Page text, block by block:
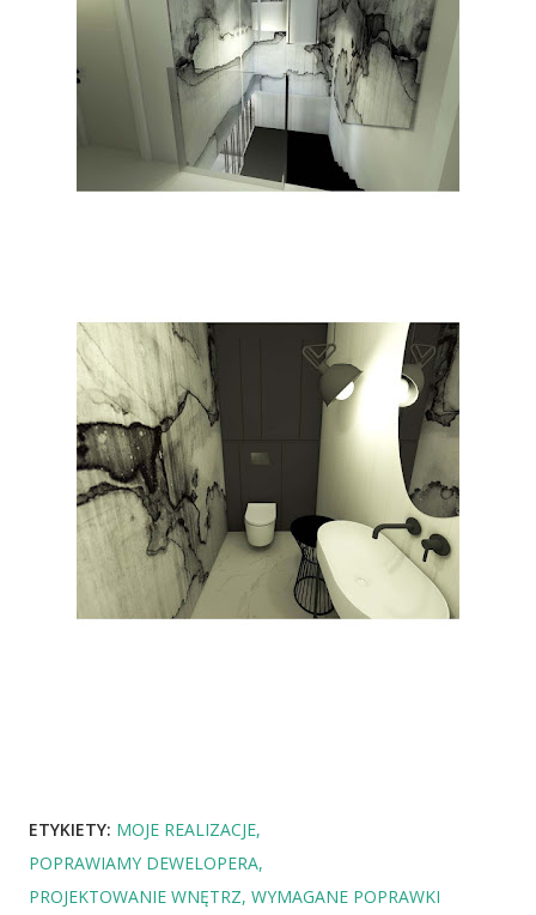
ETYKIETY: MOJE REALIZACJE
POPRAWIAMY DEWELOPERA
PROJEKTOWANIE WNĘTRZ WYMAGANE POPRAWKI